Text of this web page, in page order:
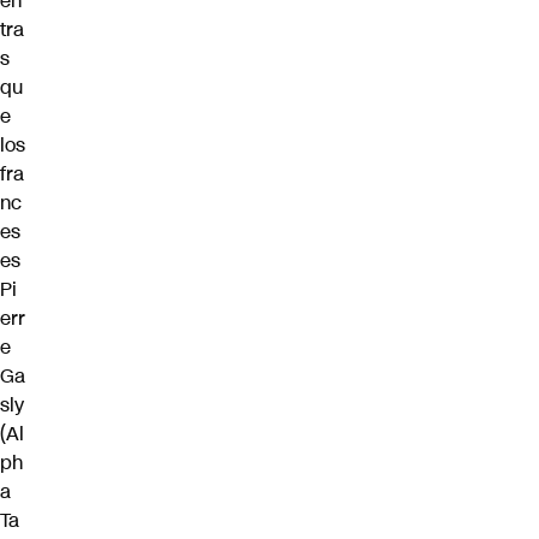
tra
s
qu
e
los
fra
nc
es
es
Pi
err
e
Ga
sly
(Al
ph
a
Ta